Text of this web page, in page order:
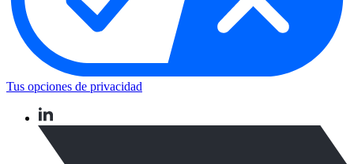
Tus opciones de privacidad